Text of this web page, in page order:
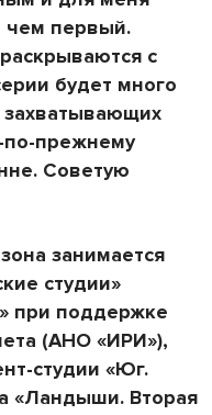
чем первый.
с
будет много
по-прежнему
Советую
занимается
студии»
при поддержке
(АНО «ИРИ»),
студии «Юг.
«Ландыши. Вторая